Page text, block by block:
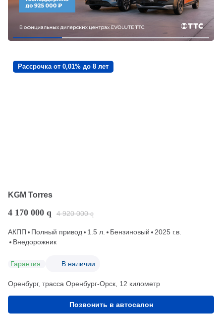
Рассрочка от 0,01% до 8 лет
KGM Torres
4 170 000 q 4 920 000 q
АКПП Полный привод 1.5 л. Бензиновый
2025 г.в.
Внедорожник
Гарантия В наличии
Оренбург, трасса Оренбург-Орск, 12 километр
Позвонить в автосалон